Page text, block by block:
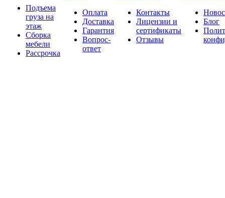
Подъема
груза на
этаж
Сборка
мебели
Рассрочка
Оплата
Доставка
Гарантия
Вопрос-
ответ
Контакты
Лицензии и
сертификаты
Отзывы
Блог